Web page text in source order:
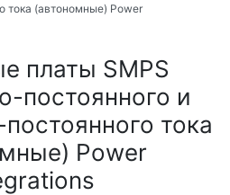
тока (автономные) Power
платы SMPS
постоянного и
тока
Power